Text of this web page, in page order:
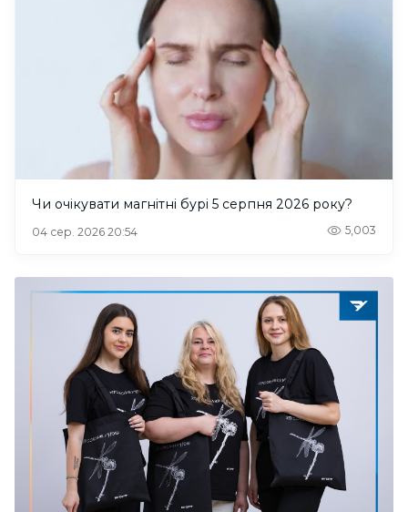
Чи очікувати магнітні бурі 5 серпня 2026 року?
04 сер. 2026 20:54 5,003